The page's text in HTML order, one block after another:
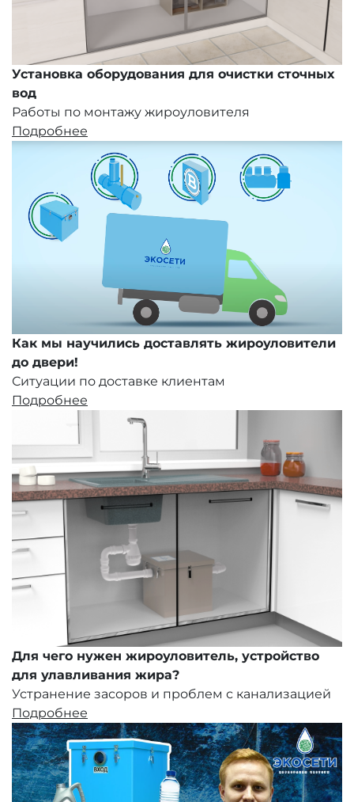
Установка оборудования для очистки сточных
вод
Работы по монтажу жироуловителя
Подробнее
Как мы научились доставлять жироуловители
до двери!
Ситуации по доставке клиентам
Подробнее
Для чего нужен жироуловитель, устройство
для улавливания жира?
Устранение засоров и проблем с канализацией
Подробнее